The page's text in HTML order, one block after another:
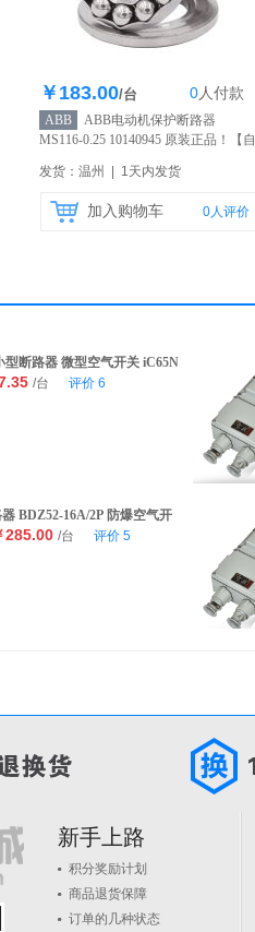
库存100个
￥183.00/台 0人付款
ABB
ABB电动机保护断路器
MS116-0.25 10140945 原装正品！
【自
发货：温州 | 1天内发货
加入购物车 0人评价
型断路器 微型空气开关 iC65N
/台 评价 6
BDZ52-16A/2P 防爆空气开
285.00 /台 评价 5
新手上路
积分奖励计划
商品退货保障
订单的几种状态